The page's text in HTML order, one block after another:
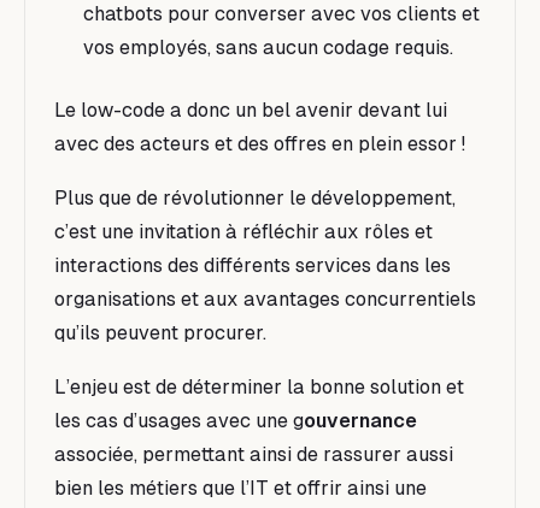
chatbots pour converser avec vos clients et
vos employés, sans aucun codage requis.
Le low-code a donc un bel avenir devant lui
avec des acteurs et des offres en plein essor !
Plus que de révolutionner le développement,
c’est une invitation à réfléchir aux rôles et
interactions des différents services dans les
organisations et aux avantages concurrentiels
qu’ils peuvent procurer.
L’enjeu est de déterminer la bonne solution et
les cas d’usages avec une gouvernance
associée, permettant ainsi de rassurer aussi
bien les métiers que l’IT et offrir ainsi une